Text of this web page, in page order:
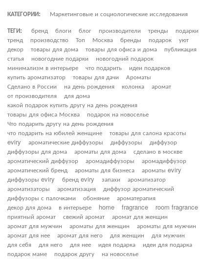
КАТЕГОРИИ:
Маркетинговые и социологические исследования
ТЕГИ:
бренд блоги блог производители тренды
подарки
тренд
производство Топ Москва бренды подарок
уют
декор
товары для дома товары для офиса и дома
публикация
статья
новогодние подарки
новогодний подарок
минимализм в интерьере
что подарить
идеи подарков
купить ароматизатор
товары для дачи
Ароматы
Сделано в России
на день рождения колонка
аромат
от производителя
для дома
какой подарок купить другу на день рождения
товары для офиса Москва
подарок на новоселье
Что подарить другу на день рождения
что подарить на юбилей женщине
товары для салона красоты
eviry
ароматические диффузоры диффузоры
диффузор
диффузоры для дома
ароматы для дома
сделано в москве
ароматический диффузор
аромадиффузоры
аромадиффузор
ароматический бренд
ароматы для бизнеса
ароматы eviry
диффузоры eviry
бренд eviry запахи
ароматизатор
ароматизаторы
ароматизация
диффузор ароматический
диффузоры с палочками
обоняние
ароматерапия
декор для дома
в интерьере home fragrance
room fragrance
приятный аромат
свежий аромат
аромат для женщин
аромат для мужчин
ароматы для женщин
ароматы для мужчин
аромат для нее
аромат для него для женщин
для мужчин
для себя
для него для нее идея подарка
идеи для подарка
подарок маме
подарок другу на новоселье